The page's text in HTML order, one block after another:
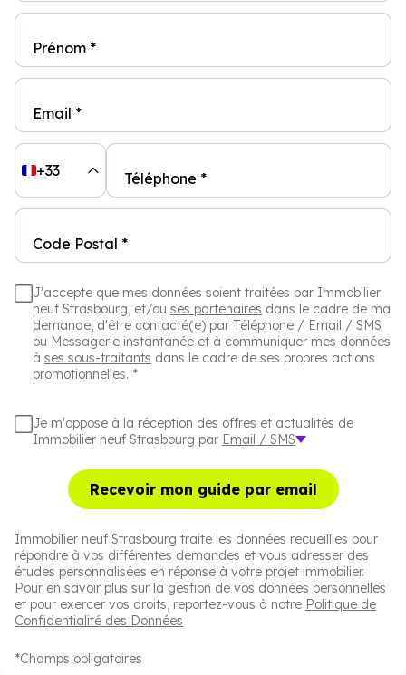
Prénom *
Email *
+33 Téléphone *
Code Postal *
J'accepte que mes données soient traitées par Immobilier
neuf Strasbourg, et/ou ses partenaires dans le cadre de ma
demande, d'être contacté(e) par Téléphone / Email / SMS
ou Messagerie instantanée et à communiquer mes données
à ses sous-traitants dans le cadre de ses propres actions
promotionnelles. *
Je m'oppose à la réception des offres et actualités de
Immobilier neuf Strasbourg par Email / SMS
Recevoir mon guide par email
Immobilier neuf Strasbourg traite les données recueillies pour
répondre à vos différentes demandes et vous adresser des
études personnalisées en réponse à votre projet immobilier.
Pour en savoir plus sur la gestion de vos données personnelles
et pour exercer vos droits, reportez-vous à notre Politique de
Confidentialité des Données
*Champs obligatoires